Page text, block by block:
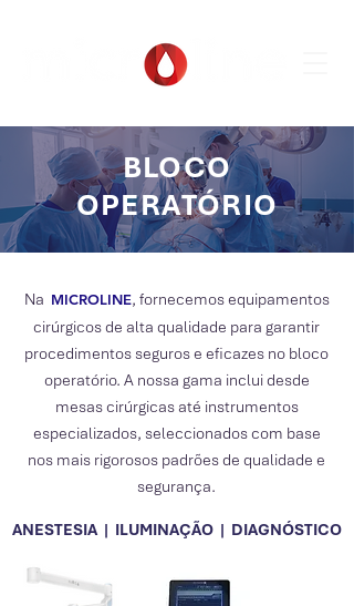
BLOCO
OPERATÓRIO
Na MICROLINE, fornecemos equipamentos
cirúrgicos de alta qualidade para garantir
procedimentos seguros e eficazes no bloco
operatório. A nossa gama inclui desde
mesas cirúrgicas até instrumentos
especializados, seleccionados com base
nos mais rigorosos padrões de qualidade e
segurança.
ANESTESIA | ILUMINAÇÃO | DIAGNÓSTICO